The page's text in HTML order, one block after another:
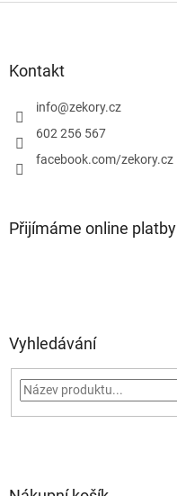
Kontakt
info@zekory.cz
602 256 567
facebook.com/zekory.cz
Přijímáme online platby
Vyhledávání